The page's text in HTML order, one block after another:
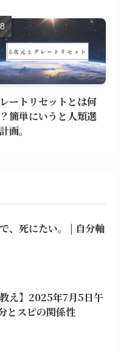
ートリセットとは何
簡単にいうと人類選
画。
、死にたい。 | 自分軸
教え】2025年7月5日午
とスピの関係性